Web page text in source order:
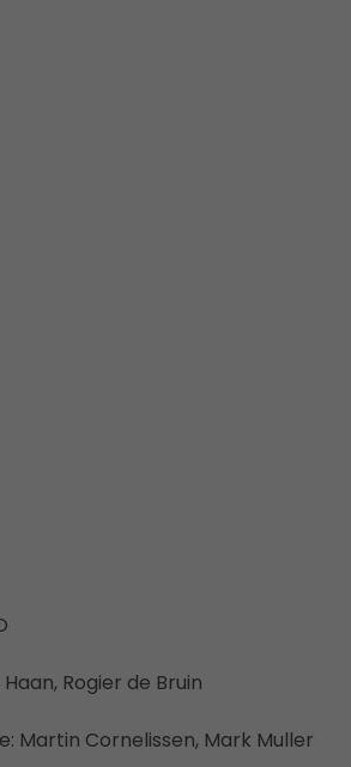
Rogier de Bruin
Martin Cornelissen, Mark Muller